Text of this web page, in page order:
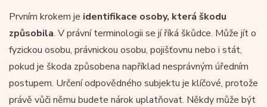
Prvním krokem je identifikace osoby, která škodu
způsobila. V právní terminologii se jí říká škůdce. Může jít o
fyzickou osobu, právnickou osobu, pojišťovnu nebo i stát,
pokud je škoda způsobena například nesprávným úředním
postupem. Určení odpovědného subjektu je klíčové, protože
právě vůči němu budete nárok uplatňovat. Někdy může být